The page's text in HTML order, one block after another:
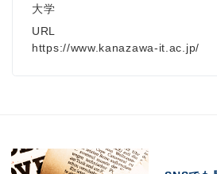
大学
URL
https://www.kanazawa-it.ac.jp/